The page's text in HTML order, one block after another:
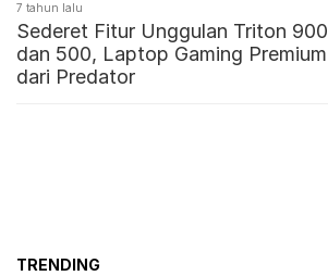
7 tahun lalu
Sederet Fitur Unggulan Triton 900
dan 500, Laptop Gaming Premium
dari Predator
TRENDING